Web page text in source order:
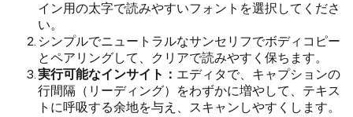
イン用の太字で読みやすいフォントを選択してくださ
い。
シンプルでニュートラルなサンセリフでボディコピー
とペアリングして、クリアで読みやすく保ちます。
実行可能なインサイト： エディタで、キャプションの
行間隔（リーディング）をわずかに増やして、テキス
トに呼吸する余地を与え、スキャンしやすくします。